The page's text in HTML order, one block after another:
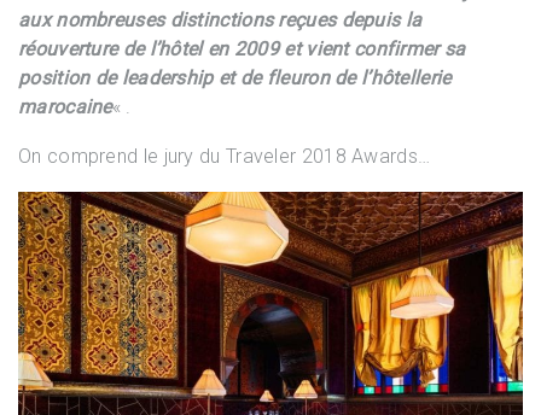
aux nombreuses distinctions reçues depuis la
réouverture de l’hôtel en 2009 et vient confirmer sa
position de leadership et de fleuron de l’hôtellerie
marocaine« .
On comprend le jury du Traveler 2018 Awards…